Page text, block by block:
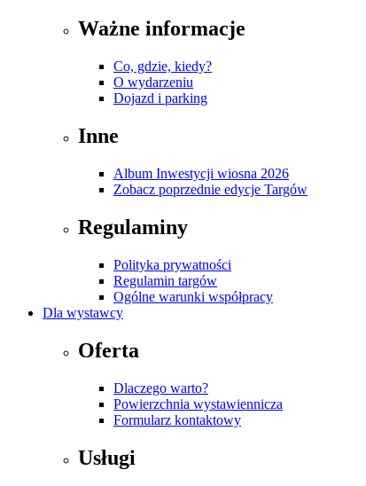
Ważne informacje
Co, gdzie, kiedy?
O wydarzeniu
Dojazd i parking
Inne
Album Inwestycji wiosna 2026
Zobacz poprzednie edycje Targów
Regulaminy
Polityka prywatności
Regulamin targów
Ogólne warunki współpracy
Dla wystawcy
Oferta
Dlaczego warto?
Powierzchnia wystawiennicza
Formularz kontaktowy
Usługi